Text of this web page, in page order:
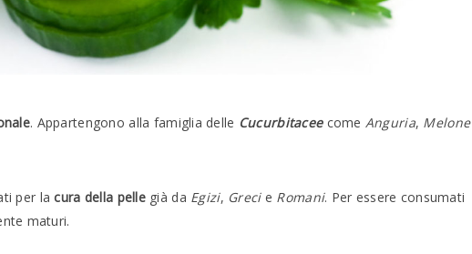
. Appartengono alla famiglia delle Cucurbitaceecome Anguria, Melone
per lacura della pellegià da Egizi, Grecie Romani. Per essere consumati
maturi.